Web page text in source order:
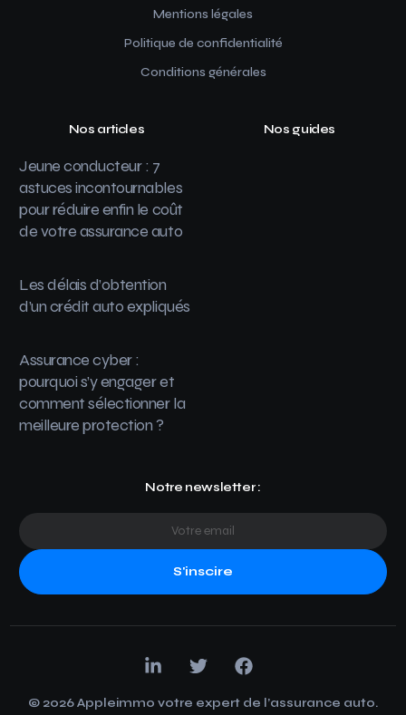
Mentions légales
Politique de confidentialité
Conditions générales
Nos articles
Jeune conducteur : 7
astuces incontournables
pour réduire enfin le coût
de votre assurance auto
Les délais d’obtention
d’un crédit auto expliqués
Assurance cyber :
pourquoi s’y engager et
comment sélectionner la
meilleure protection ?
Nos guides
Notre newsletter :
S'inscire
© 2026 Appleimmo votre expert de l’assurance auto.